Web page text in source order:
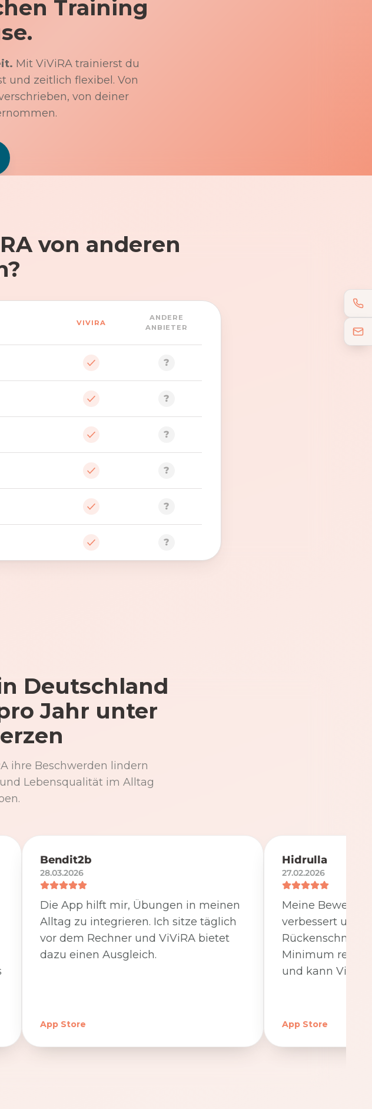
Training
Mit ViViRA trainierst du
und zeitlich flexibel. Von
von deiner
von anderen
VIVIRA
ANDERE
ANBIETER
?
?
?
?
?
?
Deutschland
Jahr unter
ihre Beschwerden lindern
Lebensqualität im Alltag
Bendit2b
28.03.2026
Die App hilft mir, Übungen in meinen
Alltag zu integrieren. Ich sitze täglich
vor dem Rechner und ViViRA bietet
dazu einen Ausgleich.
App Store
Hidrulla
27.02.2026
Meine
verbessert und
Minimum
und kann
App Store